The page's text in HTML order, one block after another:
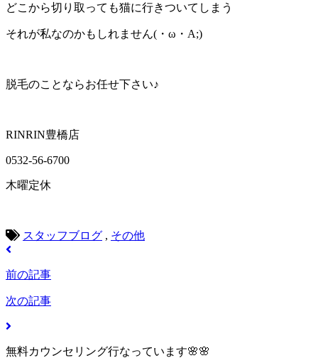
どこから切り取っても猫に行きついてしまう
それが私なのかもしれません(・ω・A;)
脱毛のことならお任せ下さい♪
RINRIN豊橋店
0532-56-6700
木曜定休
スタッフブログ , その他
前の記事
次の記事
無料カウンセリング行なっています🌸🌸